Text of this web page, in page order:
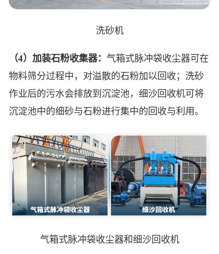
洗砂机
（4）加装石粉收集器： 气箱式脉冲袋收尘器可在
物料筛分过程中，对溢散的石粉加以回收；洗砂
作业后的污水会排放到沉淀池，细沙回收机可将
沉淀池中的细砂与石粉进行集中的回收与利用。
气箱式脉冲袋收尘器和细沙回收机